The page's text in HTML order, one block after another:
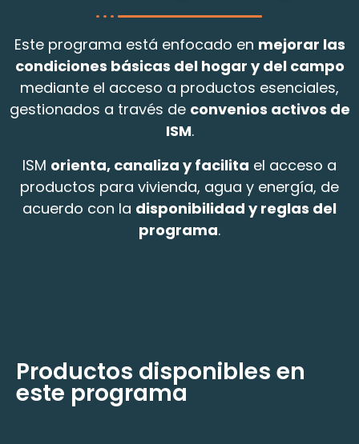
Este programa está enfocado en mejorar las
condiciones básicas del hogar y del campo
mediante el acceso a productos esenciales,
gestionados a través de convenios activos de
ISM.
ISM orienta, canaliza y facilita el acceso a
productos para vivienda, agua y energía, de
acuerdo con la disponibilidad y reglas del
programa.
Productos disponibles en
este programa